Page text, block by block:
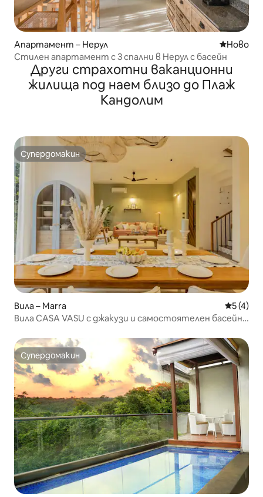
Апартамент – Нерул Ново
Ново
Стилен апартамент с 3 спални в Нерул с басейн
Други страхотни ваканционни
жилища под наем близо до Плаж
Кандолим
Супердомакин
Супердомакин
Вила – Marra Средна
5 (4)
Вила CASA VASU с джакузи и самостоятелен басейн
Супердомакин
Супердомакин